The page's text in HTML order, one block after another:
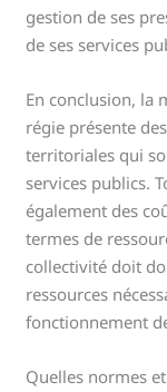
gestion de ses
de ses services
En conclusion, la
régie présente
territoriales qui
services publics.
également des
termes de
collectivité doit
ressources
fonctionnement
Quelles normes